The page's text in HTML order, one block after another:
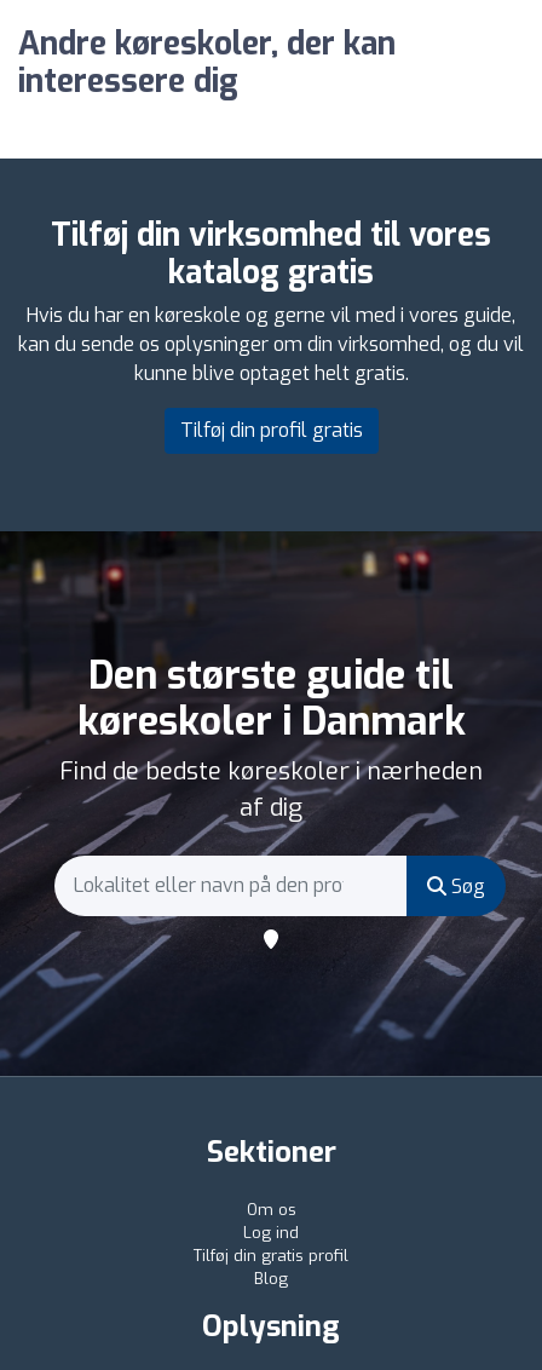
Andre køreskoler, der kan
interessere dig
Tilføj din virksomhed til vores
katalog gratis
Hvis du har en køreskole og gerne vil med i vores guide,
kan du sende os oplysninger om din virksomhed, og du vil
kunne blive optaget helt gratis.
Tilføj din profil gratis
Den største guide til
køreskoler i Danmark
Find de bedste køreskoler i nærheden
af dig
Søg
Sektioner
Om os
Log ind
Tilføj din gratis profil
Blog
Oplysning